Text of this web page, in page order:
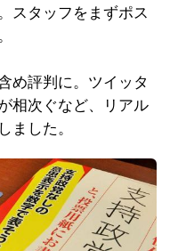
スタッフをまずポス
め評判に。ツイッタ
相次ぐなど、リアル
ました。